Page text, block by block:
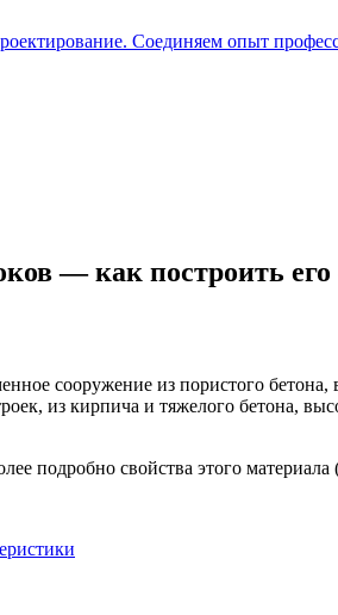
Соединяем опыт
— как построить
сооружение из пористого
из кирпича и тяжелого бетона,
подробно свойства этого материала